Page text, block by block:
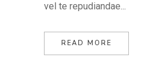
vel te repudiandae...
READ MORE